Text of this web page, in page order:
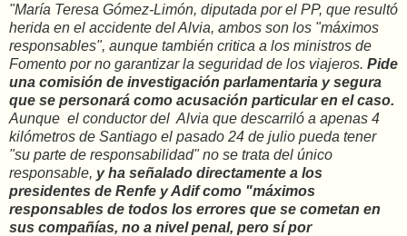
"María Teresa Gómez-Limón, diputada por el PP, que resultó
herida en el accidente del Alvia, ambos son los "máximos
responsables", aunque también critica a los ministros de
Fomento por no garantizar la seguridad de los viajeros. Pide
una comisión de investigación parlamentaria y segura
que se personará como acusación particular en el caso.
Aunque el conductor del Alvia que descarriló a apenas 4
kilómetros de Santiago el pasado 24 de julio pueda tener
"su parte de responsabilidad" no se trata del único
responsable, y ha señalado directamente a los
presidentes de Renfe y Adif como "máximos
responsables de todos los errores que se cometan en
sus compañías, no a nivel penal, pero sí por